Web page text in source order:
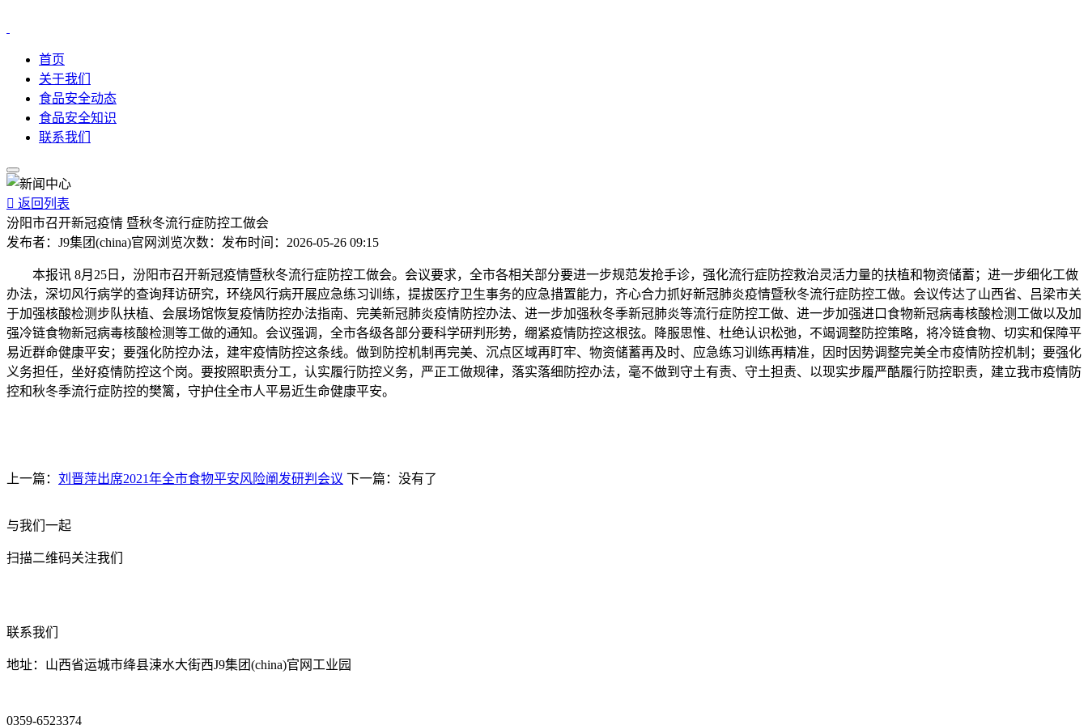
首页
关于我们
食品安全动态
食品安全知识
联系我们
 返回列表
汾阳市召开新冠疫情 暨秋冬流行症防控工做会
发布者： J9集团(china)官网 浏览次数： 发布时间： 2026-05-26 09:15
本报讯 8月25日，汾阳市召开新冠疫情暨秋冬流行症防控工做会。会议要求，全市各相关部分要进一步规范发抢手诊，强化流行症防控救治灵活力量的扶植和物资储蓄；进一步细化工做
办法，深切风行病学的查询拜访研究，环绕风行病开展应急练习训练，提拔医疗卫生事务的应急措置能力，齐心合力抓好新冠肺炎疫情暨秋冬流行症防控工做。会议传达了山西省、吕梁市关
于加强核酸检测步队扶植、会展场馆恢复疫情防控办法指南、完美新冠肺炎疫情防控办法、进一步加强秋冬季新冠肺炎等流行症防控工做、进一步加强进口食物新冠病毒核酸检测工做以及加
强冷链食物新冠病毒核酸检测等工做的通知。会议强调，全市各级各部分要科学研判形势，绷紧疫情防控这根弦。降服思惟、杜绝认识松弛，不竭调整防控策略，将冷链食物、切实和保障平
易近群命健康平安；要强化防控办法，建牢疫情防控这条线。做到防控机制再完美、沉点区域再盯牢、物资储蓄再及时、应急练习训练再精准，因时因势调整完美全市疫情防控机制；要强化
义务担任，坐好疫情防控这个岗。要按照职责分工，认实履行防控义务，严正工做规律，落实落细防控办法，毫不做到守土有责、守土担责、以现实步履严酷履行防控职责，建立我市疫情防
控和秋冬季流行症防控的樊篱，守护住全市人平易近生命健康平安。
上一篇： 刘晋萍出席2021年全市食物平安风险阐发研判会议 下一篇：没有了
与我们一起
扫描二维码关注我们
联系我们
地址：山西省运城市绛县涑水大街西J9集团(china)官网工业园
0359-6523374